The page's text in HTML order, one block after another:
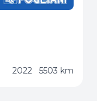
2022 5503 km